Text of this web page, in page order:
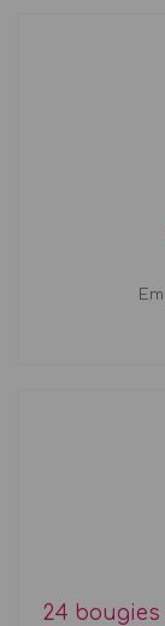
24 bougies